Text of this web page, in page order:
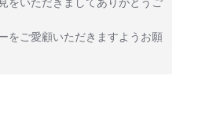
をご愛顧いただきますようお願